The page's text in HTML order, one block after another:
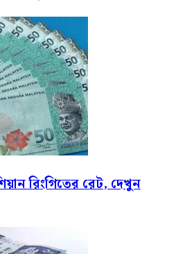
রিংগিতের রেট, দেখুন